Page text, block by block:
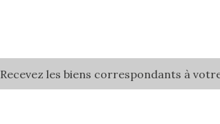
Recevez les biens correspondants à